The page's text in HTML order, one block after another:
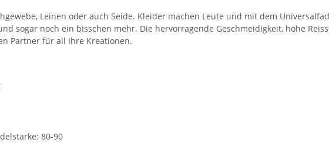
Leinen oder auch Seide. Kleider machen Leute und mit dem
sogar noch ein bisschen mehr. Die hervorragende Geschmeidigkeit, hohe
Partner für all Ihre Kreationen.
80-90